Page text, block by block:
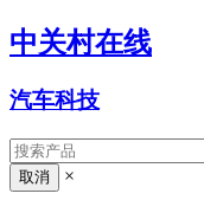
中关村在线
汽车科技
×